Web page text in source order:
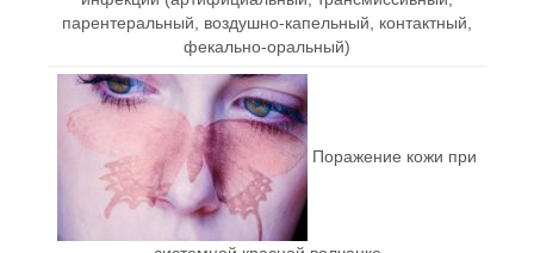
парентеральный, воздушно-капельный, контактный,
фекально-оральный)
Поражение кожи при